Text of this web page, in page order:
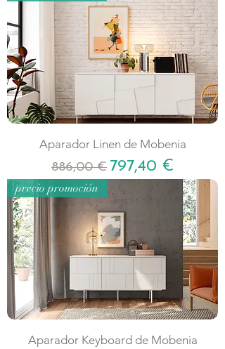
Aparador Linen de Mobenia
Precio
886,00 € Precio de oferta
797,40 €
precio promoción
Aparador Keyboard de Mobenia